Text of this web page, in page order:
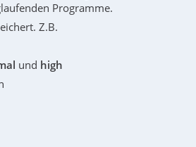
Programme.
Z.B.
und high